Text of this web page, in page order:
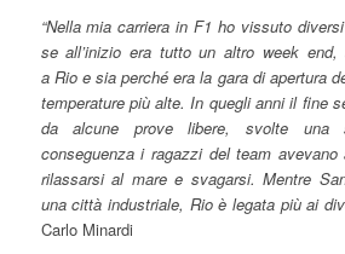
“Nella mia carriera in F1 ho vissuto
se all’inizio era tutto un altro week
a Rio e sia perché era la gara di apertura
temperature più alte. In quegli anni il fine
da alcune prove libere, svolte una
conseguenza i ragazzi del team
rilassarsi al mare e svagarsi. Mentre
una città industriale, Rio è legata più ai
Carlo Minardi